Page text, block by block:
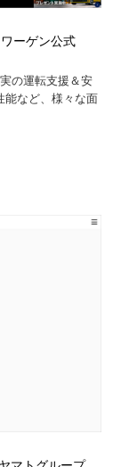
ーゲン公式
の運転支援＆安
能など、様々な面